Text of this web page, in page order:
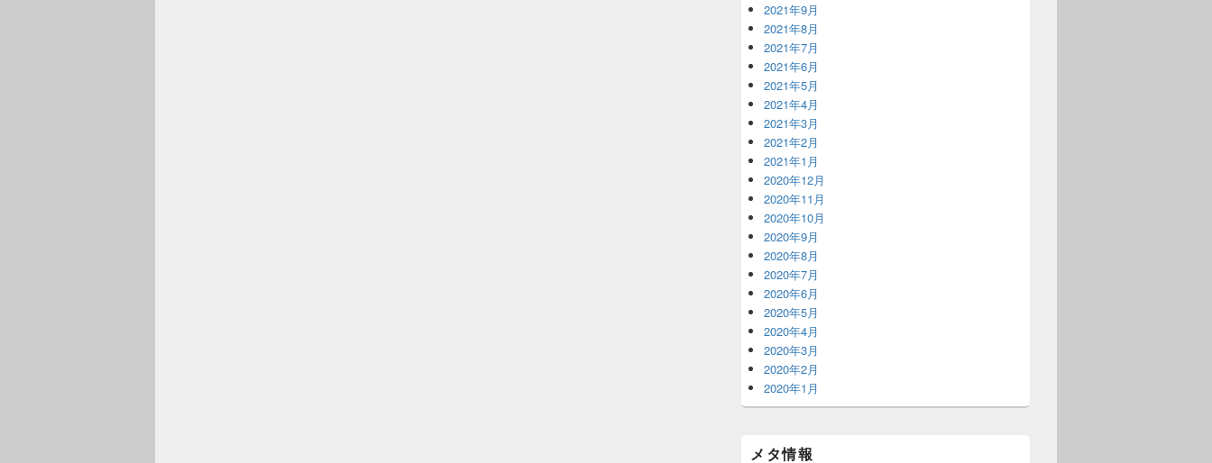
2021年9月
2021年8月
2021年7月
2021年6月
2021年5月
2021年4月
2021年3月
2021年2月
2021年1月
2020年12月
2020年11月
2020年10月
2020年9月
2020年8月
2020年7月
2020年6月
2020年5月
2020年4月
2020年3月
2020年2月
2020年1月
メタ情報